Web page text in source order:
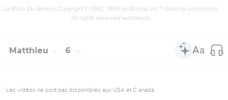
La Bible Du Semeur Copyright © 1992, 1999 by Biblica, Inc.® Used by permission.
All rights reserved worldwide.
Matthieu 6
Les vidéos ne sont pas disponibles aux USA et C anada.